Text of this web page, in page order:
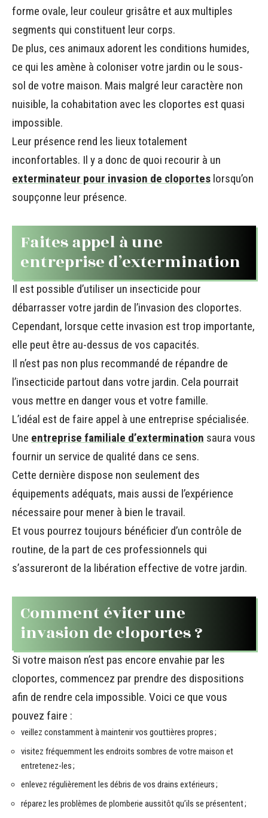
forme ovale, leur couleur grisâtre et aux multiples
segments qui constituent leur corps.
De plus, ces animaux adorent les conditions humides,
ce qui les amène à coloniser votre jardin ou le sous-
sol de votre maison. Mais malgré leur caractère non
nuisible, la cohabitation avec les cloportes est quasi
impossible.
Leur présence rend les lieux totalement
inconfortables. Il y a donc de quoi recourir à un
exterminateur pour invasion de cloportes lorsqu’on
soupçonne leur présence.
Faites appel à une
entreprise d’extermination
Il est possible d’utiliser un insecticide pour
débarrasser votre jardin de l’invasion des cloportes.
Cependant, lorsque cette invasion est trop importante,
elle peut être au-dessus de vos capacités.
Il n’est pas non plus recommandé de répandre de
l’insecticide partout dans votre jardin. Cela pourrait
vous mettre en danger vous et votre famille.
L’idéal est de faire appel à une entreprise spécialisée.
Une entreprise familiale d’extermination saura vous
fournir un service de qualité dans ce sens.
Cette dernière dispose non seulement des
équipements adéquats, mais aussi de l’expérience
nécessaire pour mener à bien le travail.
Et vous pourrez toujours bénéficier d’un contrôle de
routine, de la part de ces professionnels qui
s’assureront de la libération effective de votre jardin.
Comment éviter une
invasion de cloportes ?
Si votre maison n’est pas encore envahie par les
cloportes, commencez par prendre des dispositions
afin de rendre cela impossible. Voici ce que vous
pouvez faire :
veillez constamment à maintenir vos gouttières propres ;
visitez fréquemment les endroits sombres de votre maison et
entretenez-les ;
enlevez régulièrement les débris de vos drains extérieurs ;
réparez les problèmes de plomberie aussitôt qu’ils se présentent ;